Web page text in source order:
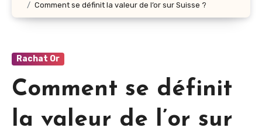
Comment se définit la valeur de l’or sur Suisse ?
Rachat Or
Comment se définit
la valeur de l’or sur